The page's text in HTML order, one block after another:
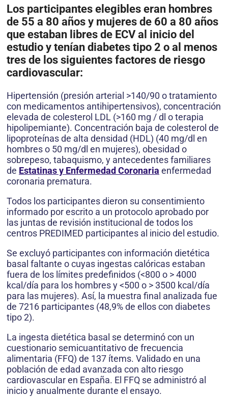
Los participantes elegibles eran hombres
de 55 a 80 años y mujeres de 60 a 80 años
que estaban libres de ECV al inicio del
estudio y tenían diabetes tipo 2 o al menos
tres de los siguientes factores de riesgo
cardiovascular:
Hipertensión (presión arterial >140/90 o tratamiento
con medicamentos antihipertensivos), concentración
elevada de colesterol LDL (>160 mg / dl o terapia
hipolipemiante). Concentración baja de colesterol de
lipoproteínas de alta densidad (HDL) (40 mg/dl en
hombres o 50 mg/dl en mujeres), obesidad o
sobrepeso, tabaquismo, y antecedentes familiares
de Estatinas y Enfermedad Coronaria enfermedad
coronaria prematura.
Todos los participantes dieron su consentimiento
informado por escrito a un protocolo aprobado por
las juntas de revisión institucional de todos los
centros PREDIMED participantes al inicio del estudio.
Se excluyó participantes con información dietética
basal faltante o cuyas ingestas calóricas estaban
fuera de los límites predefinidos (<800 o > 4000
kcal/día para los hombres y <500 o > 3500 kcal/día
para las mujeres). Así, la muestra final analizada fue
de 7216 participantes (48,9% de ellos con diabetes
tipo 2).
La ingesta dietética basal se determinó con un
cuestionario semicuantitativo de frecuencia
alimentaria (FFQ) de 137 ítems. Validado en una
población de edad avanzada con alto riesgo
cardiovascular en España. El FFQ se administró al
inicio y anualmente durante el ensayo.